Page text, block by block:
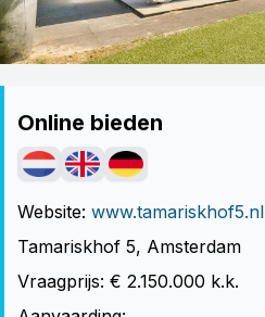
Online bieden
Website: www.tamariskhof5.nl
Tamariskhof 5, Amsterdam
Vraagprijs: € 2.150.000 k.k.